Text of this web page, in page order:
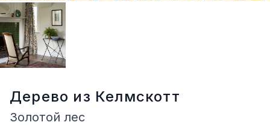
Дерево из Келмскотт
Золотой лес